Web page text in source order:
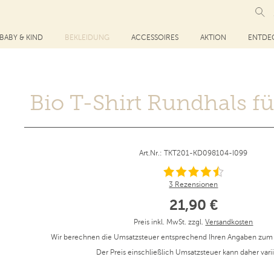
BABY & KIND BEKLEIDUNG ACCESSOIRES AKTION
Bio T-Shirt Rundhals
Art.Nr.: TKT201-KD098104-I099
3 Rezensionen
21,90 €
Preis inkl. MwSt. zzgl.Versandkosten
Wir berechnen die Umsatzsteuer entsprechend Ihren Angaben
Der Preis einschließlich Umsatzsteuer kann daher